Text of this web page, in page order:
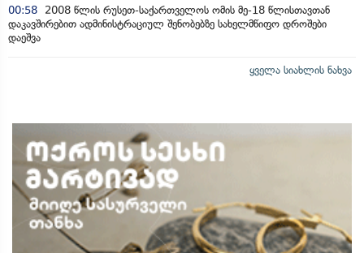
00:58
2008 წლის რუსეთ-საქართველოს ომის მე-18 წლისთავთან
დაკავშირებით ადმინისტრაციულ შენობებზე სახელმწიფო დროშები
დაეშვა
ყველა სიახლის ნახვა